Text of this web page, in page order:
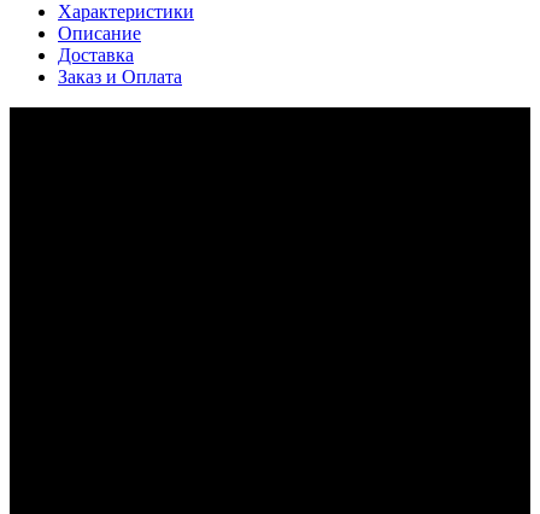
Характеристики
Описание
Доставка
Заказ и Оплата